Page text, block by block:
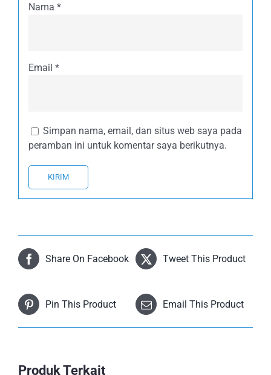
Nama *
Email *
Simpan nama, email, dan situs web saya pada
peramban ini untuk komentar saya berikutnya.
Share On Facebook Tweet This Product
Pin This Product Email This Product
Produk Terkait